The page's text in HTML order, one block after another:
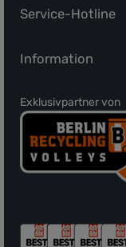
Service-Hotline
Information
Exklusivpartner von